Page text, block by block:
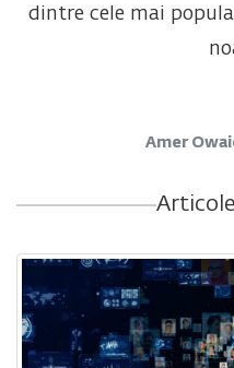
dintre cele mai
Amer